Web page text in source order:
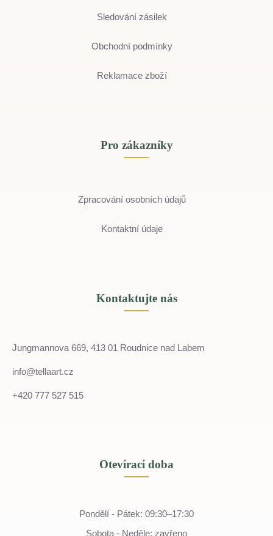
Sledování zásilek
Obchodní podmínky
Reklamace zboží
Pro zákazníky
Zpracování osobních údajů
Kontaktní údaje
Kontaktujte nás
Jungmannova 669, 413 01 Roudnice nad Labem
info@tellaart.cz
+420 777 527 515
Otevírací doba
Pondělí - Pátek: 09:30–17:30
Sobota - Neděle: zavřeno